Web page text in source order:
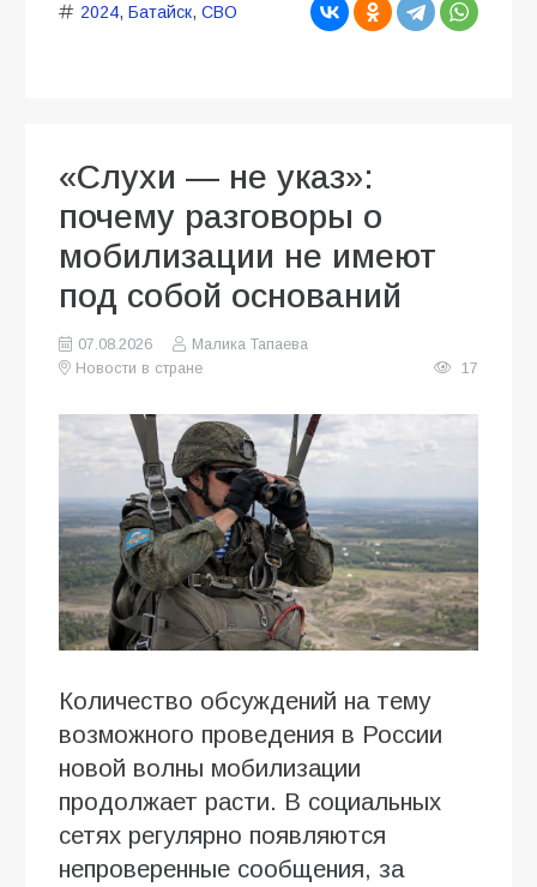
2024, Батайск, СВО
«Слухи — не указ»:
почему разговоры о
мобилизации не имеют
под собой оснований
07.08.2026
Малика Тапаева
Новости в стране
17
Количество обсуждений на тему
возможного проведения в России
новой волны мобилизации
продолжает расти. В социальных
сетях регулярно появляются
непроверенные сообщения, за